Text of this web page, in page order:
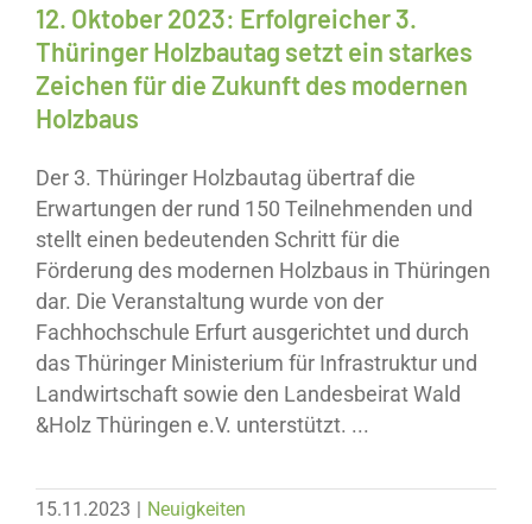
12. Oktober 2023: Erfolgreicher 3.
Thüringer Holzbautag setzt ein starkes
Zeichen für die Zukunft des modernen
Holzbaus
Der 3. Thüringer Holzbautag übertraf die
Erwartungen der rund 150 Teilnehmenden und
stellt einen bedeutenden Schritt für die
Förderung des modernen Holzbaus in Thüringen
dar. Die Veranstaltung wurde von der
Fachhochschule Erfurt ausgerichtet und durch
das Thüringer Ministerium für Infrastruktur und
Landwirtschaft sowie den Landesbeirat Wald
&Holz Thüringen e.V. unterstützt. ...
15.11.2023 | Neuigkeiten